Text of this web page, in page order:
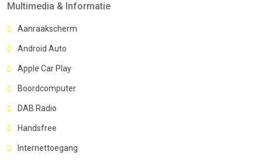
Multimedia & Informatie
Aanraakscherm
Android Auto
Apple Car Play
Boordcomputer
DAB Radio
Handsfree
Internettoegang